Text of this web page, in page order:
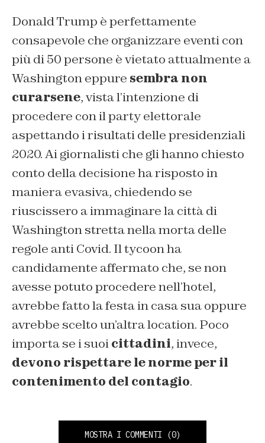
Donald Trump è perfettamente
consapevole che organizzare eventi con
più di 50 persone è vietato attualmente a
Washington eppure sembra non
curarsene, vista l’intenzione di
procedere con il party elettorale
aspettando i risultati delle presidenziali
2020. Ai giornalisti che gli hanno chiesto
conto della decisione ha risposto in
maniera evasiva, chiedendo se
riuscissero a immaginare la città di
Washington stretta nella morta delle
regole anti Covid. Il tycoon ha
candidamente affermato che, se non
avesse potuto procedere nell’hotel,
avrebbe fatto la festa in casa sua oppure
avrebbe scelto un’altra location. Poco
importa se i suoicittadini, invece,
devono rispettare le norme per il
contenimento del contagio.
MOSTRA I COMMENTI (0)